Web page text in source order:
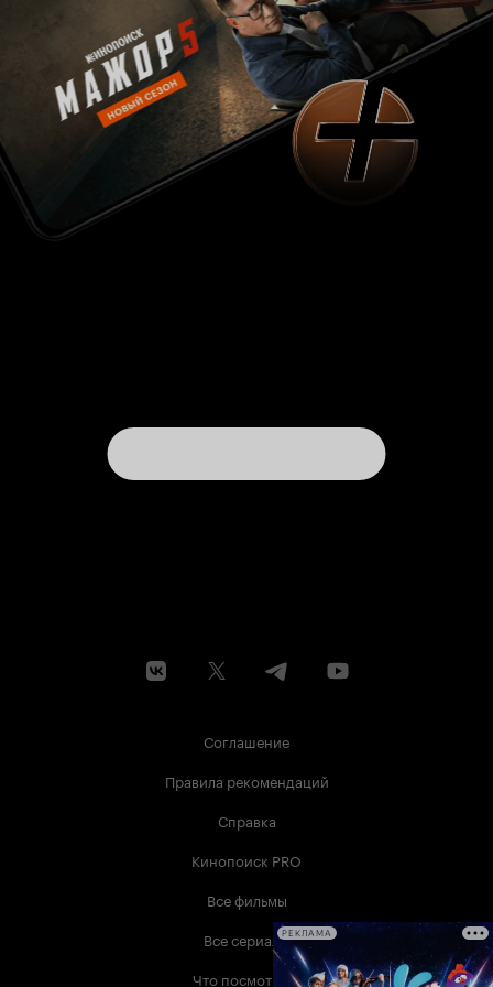
Соглашение
Правила рекомендаций
Справка
Кинопоиск PRO
Все фильмы
Все сериалы
Что посмотреть
РЕКЛАМА